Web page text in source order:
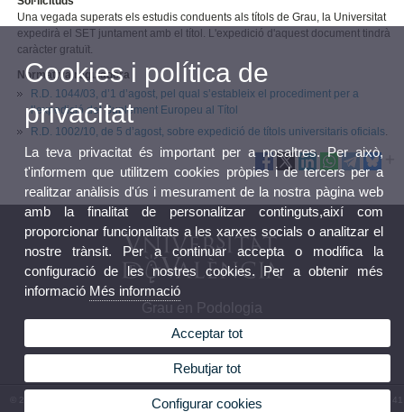
Una vegada superats els estudis conduents als títols de Grau, la Universitat
expedirà el SET juntament amb el títol. L'expedició d'aquest document tindrà
caràcter gratuït.
Normativa reguladora
R.D. 1044/03, d’1 d’agost, pel qual s’estableix el procediment per a
l’expedició del Suplement Europeu al Títol
R.D. 1002/10, de 5 d’agost, sobre expedició de títols universitaris oficials.
Grau en Podologia
© 2026 UV. - Av. Menéndez y Pelayo, s/n. 46010 València. Espanya. Telèfon: (+34) 96 386 41
Cookies i política de
privacitat
La teva privacitat és important per a nosaltres. Per això,
t'informem que utilitzem cookies pròpies i de tercers per a
realitzar anàlisis d'ús i mesurament de la nostra pàgina web
amb la finalitat de personalitzar continguts,així com
proporcionar funcionalitats a les xarxes socials o analitzar el
nostre trànsit. Per a continuar accepta o modifica la
configuració de les nostres cookies. Per a obtenir més
informació Més informació
Acceptar tot
Rebutjar tot
Configurar cookies